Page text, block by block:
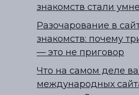
знакомств стали
Разочарование в
знакомств: почему
— это не приговор
Что на самом деле
международных